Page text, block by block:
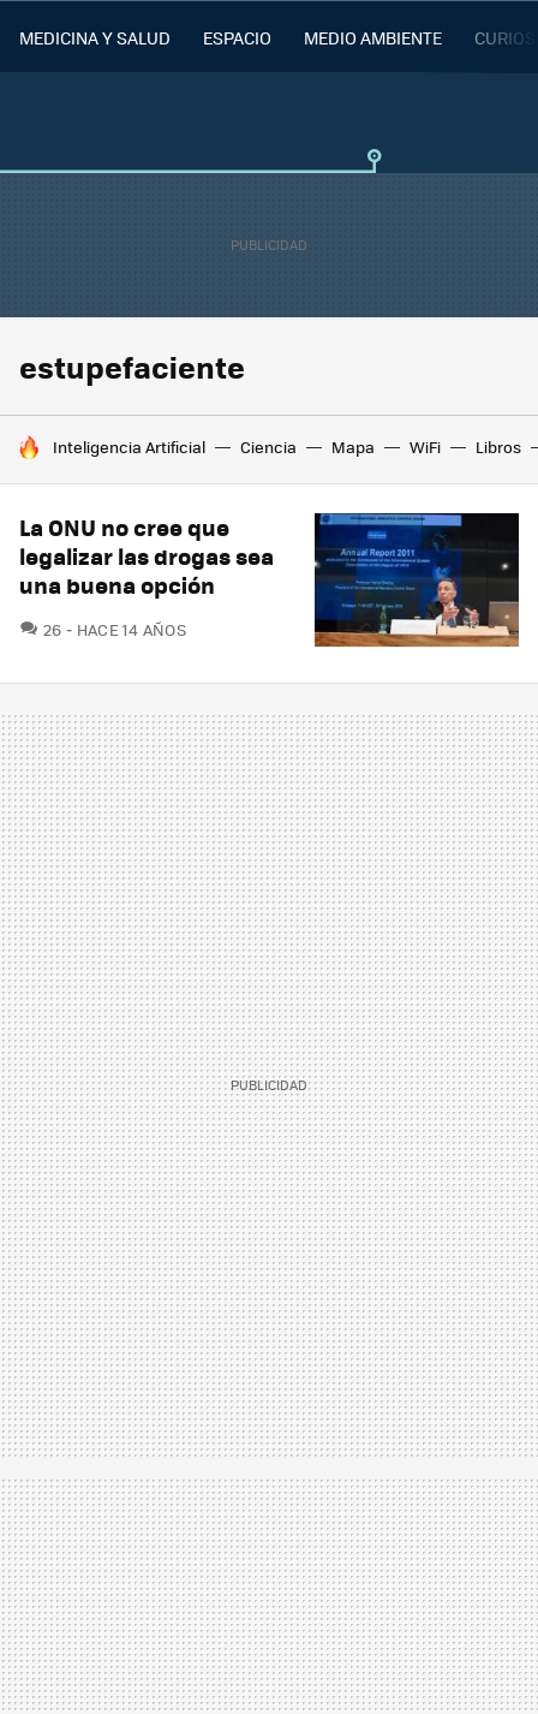
MEDICINA Y SALUD ESPACIO MEDIO AMBIENTE
estupefaciente
HOY SE HABLA DE
Inteligencia Artificial Ciencia Mapa WiFi Libros
La ONU no cree que
legalizar las drogas sea
una buena opción
26 COMENTARIOS
HACE 14 AÑOS